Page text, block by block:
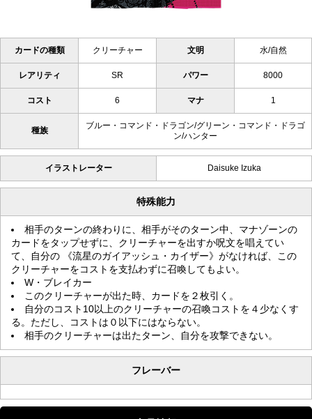
カードの種類 クリーチャー 文明 水/自然
レアリティ SR パワー 8000
コスト 6 マナ 1
種族
ブルー・コマンド・ドラゴン/グリーン・コマンド・ドラゴ
ン/ハンター
イラストレーター Daisuke Izuka
特殊能力
相手のターンの終わりに、相手がそのターン中、マナゾーンの
カードをタップせずに、クリーチャーを出すか呪文を唱えてい
て、自分の 《流星のガイアッシュ・カイザー》がなければ、この
クリーチャーをコストを支払わずに召喚してもよい。
W・ブレイカー
このクリーチャーが出た時、カードを２枚引く。
自分のコスト10以上のクリーチャーの召喚コストを４少なくす
る。ただし、コストは０以下にはならない。
相手のクリーチャーは出たターン、自分を攻撃できない。
フレーバー